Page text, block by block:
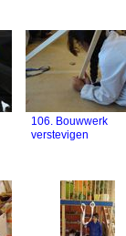
106. Bouwwerk
verstevigen